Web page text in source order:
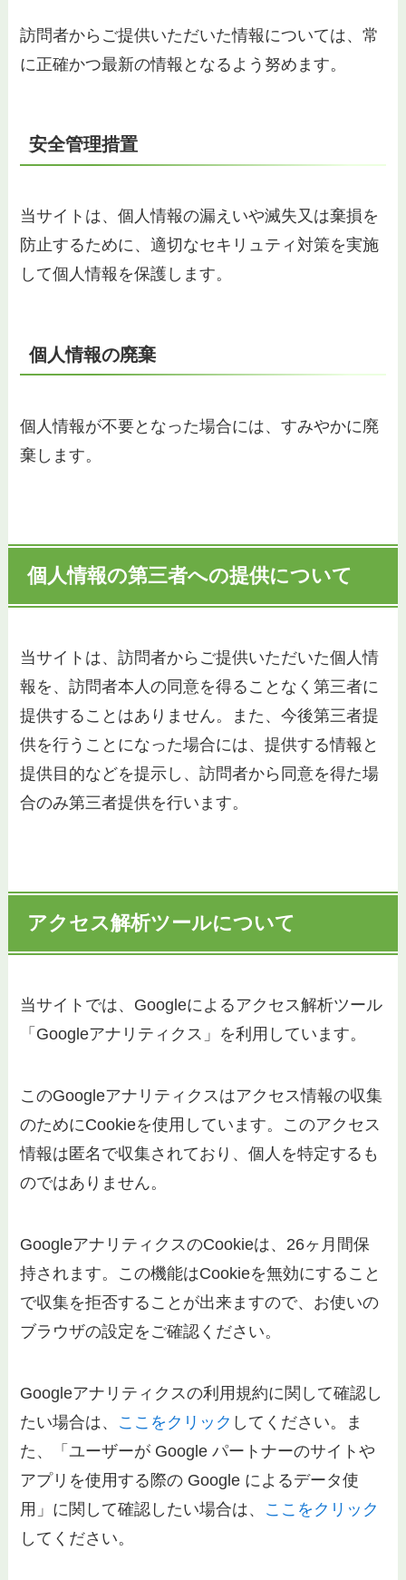
訪問者からご提供いただいた情報については、常
に正確かつ最新の情報となるよう努めます。
安全管理措置
当サイトは、個人情報の漏えいや滅失又は棄損を
防止するために、適切なセキリュティ対策を実施
して個人情報を保護します。
個人情報の廃棄
個人情報が不要となった場合には、すみやかに廃
棄します。
個人情報の第三者への提供について
当サイトは、訪問者からご提供いただいた個人情
報を、訪問者本人の同意を得ることなく第三者に
提供することはありません。また、今後第三者提
供を行うことになった場合には、提供する情報と
提供目的などを提示し、訪問者から同意を得た場
合のみ第三者提供を行います。
アクセス解析ツールについて
当サイトでは、Googleによるアクセス解析ツール
「Googleアナリティクス」を利用しています。
このGoogleアナリティクスはアクセス情報の収集
のためにCookieを使用しています。このアクセス
情報は匿名で収集されており、個人を特定するも
のではありません。
GoogleアナリティクスのCookieは、26ヶ月間保
持されます。この機能はCookieを無効にすること
で収集を拒否することが出来ますので、お使いの
ブラウザの設定をご確認ください。
Googleアナリティクスの利用規約に関して確認し
たい場合は、 ここをクリック してください。ま
た、「ユーザーが Google パートナーのサイトや
アプリを使用する際の Google によるデータ使
用」に関して確認したい場合は、 ここをクリック
してください。